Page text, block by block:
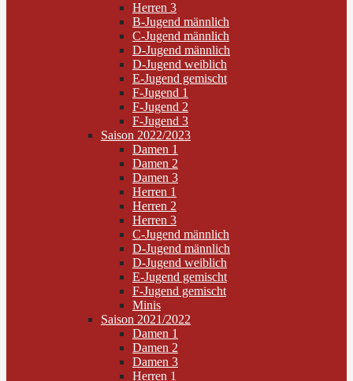
Herren 3
B-Jugend männlich
C-Jugend männlich
D-Jugend männlich
D-Jugend weiblich
E-Jugend gemischt
F-Jugend 1
F-Jugend 2
F-Jugend 3
Saison 2022/2023
Damen 1
Damen 2
Damen 3
Herren 1
Herren 2
Herren 3
C-Jugend männlich
D-Jugend männlich
D-Jugend weiblich
E-Jugend gemischt
F-Jugend gemischt
Minis
Saison 2021/2022
Damen 1
Damen 2
Damen 3
Herren 1